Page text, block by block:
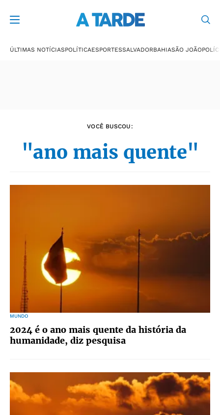
ÚLTIMAS NOTÍCIASPOLÍTICAESPORTESSALVADORBAHIASÃO JOÃO
VOCÊ BUSCOU:
"ano mais quente"
MUNDO
2024 é o ano mais quente da história da
humanidade, diz pesquisa